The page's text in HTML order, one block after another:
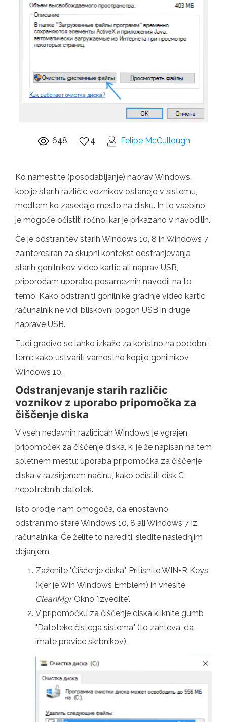
648 4 Felipe McCullough
Ko namestite (posodabljanje) naprav Windows,
kopije starih različic voznikov ostanejo v sistemu,
medtem ko zasedajo mesto na disku. In to vsebino
je mogoče očistiti ročno, kar je prikazano v navodilih.
Če je odstranitev starih Windows 10, 8 in Windows 7
zainteresiran za skupni kontekst odstranjevanja
starih gonilnikov video kartic ali naprav USB,
priporočam uporabo posameznih navodil na to
temo: Kako odstraniti gonilnike gradnje video kartic,
računalnik ne vidi bliskovni pogon USB in druge
naprave USB.
Tudi gradivo se lahko izkaže za koristno na podobni
temi: kako ustvariti varnostno kopijo gonilnikov
Windows 10.
Odstranjevanje starih različic
voznikov z uporabo pripomočka za
čiščenje diska
V vseh nedavnih različicah Windows je vgrajen
pripomoček za čiščenje diska, ki je že napisan na tem
spletnem mestu: uporaba pripomočka za čiščenje
diska v razširjenem načinu, kako očistiti disk C
nepotrebnih datotek.
Isto orodje nam omogoča, da enostavno
odstranimo stare Windows 10, 8 ali Windows 7 iz
računalnika. Če želite to narediti, sledite naslednjim
dejanjem.
Zaženite "Čiščenje diska". Pritisnite WIN+R Keys
(kjer je Win Windows Emblem) in vnesite
CleanMgrOkno "izvedite".
V pripomočku za čiščenje diska kliknite gumb
"Datoteke čistega sistema" (to zahteva, da
imate pravice skrbnikov).